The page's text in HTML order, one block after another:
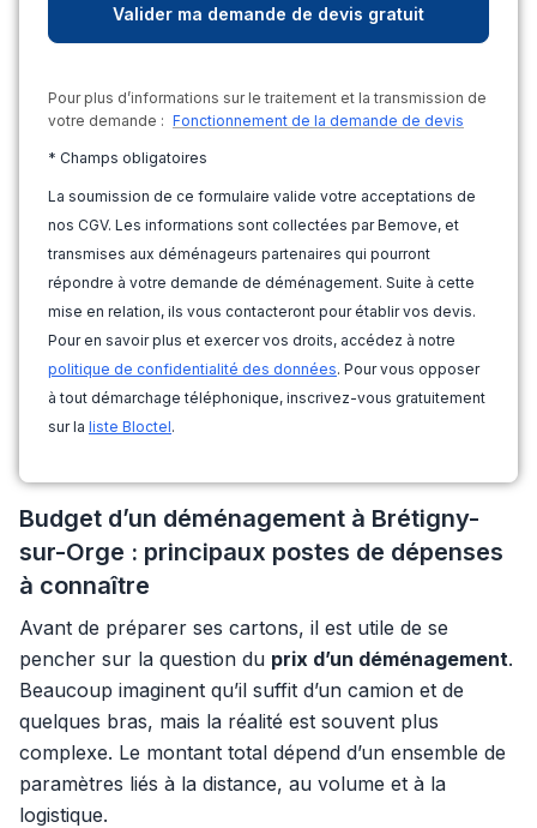
Pour plus d’informations sur le traitement et la transmission de
votre demande : Fonctionnement de la demande de devis
* Champs obligatoires
La soumission de ce formulaire valide votre acceptations de
nos CGV. Les informations sont collectées par Bemove, et
transmises aux déménageurs partenaires qui pourront
répondre à votre demande de déménagement. Suite à cette
mise en relation, ils vous contacteront pour établir vos devis.
Pour en savoir plus et exercer vos droits, accédez à notre
politique de confidentialité des données. Pour vous opposer
à tout démarchage téléphonique, inscrivez-vous gratuitement
sur la liste Bloctel.
Budget d’un déménagement à Brétigny-
sur-Orge : principaux postes de dépenses
à connaître
Avant de préparer ses cartons, il est utile de se
pencher sur la question du prix d’un déménagement.
Beaucoup imaginent qu’il suffit d’un camion et de
quelques bras, mais la réalité est souvent plus
complexe. Le montant total dépend d’un ensemble de
paramètres liés à la distance, au volume et à la
logistique.